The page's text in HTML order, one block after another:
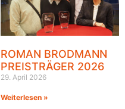
ROMAN BRODMANN
PREISTRÄGER 2026
29. April 2026
Weiterlesen »